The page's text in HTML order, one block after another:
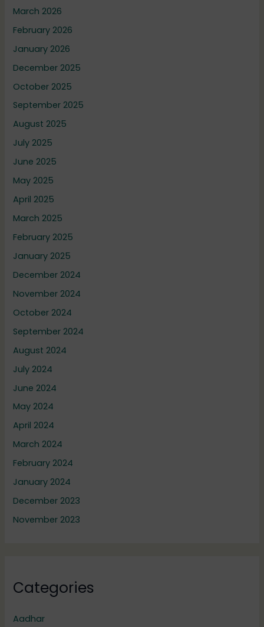
March 2026
February 2026
January 2026
December 2025
October 2025
September 2025
August 2025
July 2025
June 2025
May 2025
April 2025
March 2025
February 2025
January 2025
December 2024
November 2024
October 2024
September 2024
August 2024
July 2024
June 2024
May 2024
April 2024
March 2024
February 2024
January 2024
December 2023
November 2023
Categories
Aadhar